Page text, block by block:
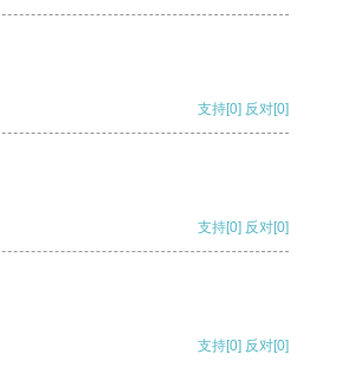
支持[0] 反对[0]
支持[0] 反对[0]
支持[0] 反对[0]